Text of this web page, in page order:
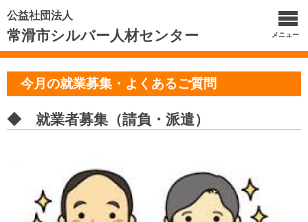
公益社団法人
常滑市シルバー人材センター メニュー
今月の就業募集・よくあるご質問
◆ 就業者募集（請負・派遣）